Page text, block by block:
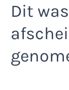
Dit